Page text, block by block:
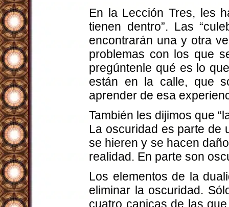
En la Lección Tres, les
tienen dentro”. Las
encontrarán una y otra
problemas con los que
pregúntenle qué es lo
están en la calle, que
aprender de esa
También les dijimos que
La oscuridad es parte de
se hieren y se hacen
realidad. En parte son
Los elementos de la
eliminar la oscuridad.
cuatro canicas de las